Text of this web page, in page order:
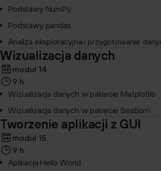
Podstawy NumPy
Podstawy pandas
Analiza eksploracyjna i przygotowanie
Wizualizacja danych
moduł 14
9 h
Wizualizacja danych w pakiecie Matplotlib
Wizualizacja danych w pakiecie Seaborn
Tworzenie aplikacji z GUI
moduł 15
9 h
Aplikacja Hello World